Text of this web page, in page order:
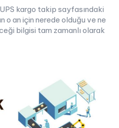
kargo takip sayfasındaki
o an için nerede olduğu ve ne
bilgisi tam zamanlı olarak